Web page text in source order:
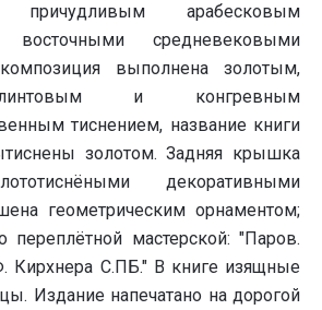
причудливым арабесковым
средневековыми
выполнена золотым,
и конгревным
тиснением, название книги
золотом. Задняя крышка
декоративными
геометрическим орнаментом;
мастерской: "Паров.
Кирхнера С.ПБ." В книге изящные
Издание напечатано на дорогой